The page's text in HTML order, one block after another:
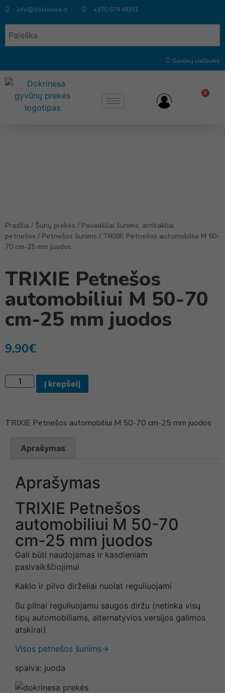
info@dokrinesa.lt +370 679 48351
Gyvūnų viešbutis
0
Pradžia / Šunų prekės / Pavadėliai šunims, antkakliai,
petnešos / Petnešos šunims / TRIXIE Petnešos automobiliui M 50-
70 cm-25 mm juodos
TRIXIE Petnešos
automobiliui M 50-70
cm-25 mm juodos
9,90€
Į krepšelį
TRIXIE Petnešos automobiliui M 50-70 cm-25 mm juodos
Aprašymas
Aprašymas
TRIXIE Petnešos
automobiliui M 50-70
cm-25 mm juodos
Gali būti naudojamas ir kasdieniam
pasivaikščiojimui
Kaklo ir pilvo dirželiai nuolat reguliuojami
Su pilnai reguliuojamu saugos diržu (netinka visų
tipų automobiliams, alternatyvios versijos galimos
atskirai)
Visos petnešos šunims→
spalva: juoda